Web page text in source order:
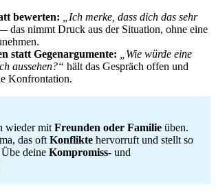
bewerten:
„Ich merke, dass dich das sehr
das nimmt Druck aus der Situation, ohne eine
statt Gegenargumente:
„Wie würde eine
aussehen?“ hält das Gespräch offen und
Konfrontation.
wieder mit Freunden oder Familie üben.
das oft Konflikte hervorruft und stellt so
deine Kompromiss- und